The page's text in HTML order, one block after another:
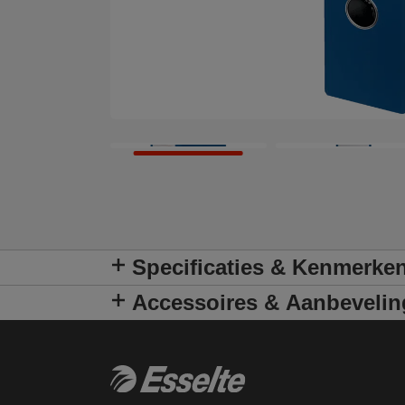
Specificaties &
Accessoires &